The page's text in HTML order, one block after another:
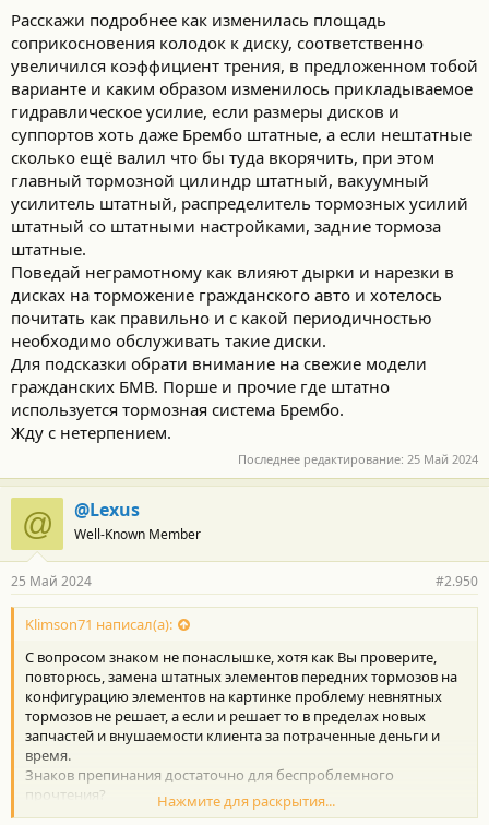
Ух ты , а мужики то не знают. Особенно те кто ставит тюн
комплекты и тормозят эффективнее стока, и не имеют проблем
с биением от и до.
Да и причем тут собственно коэф трения? Эффективность
достигается за счет увеличенной площади соприкосновения и
бОльшего плеча приложения силы. Хотя кому я это обьясняю.
Большинство ораторов, кроме замены стока на сток и
пробования разных колодок, больше ничего и не видели, но
зато с пеной у рта будут доказывать, что суппорта с большей
площадью колодок, и увеличенные диски, а так же
перфорация и насечки на дисках - ничего не дают.
Что я могу тут сказать. Только банальные - учите матчасть.
И да перфорация и насечки не для баловства придумали =)
советую почитать на эту тему.
Какая то странная агрессия у людей =) Зависть чтоли?
Расскажи подробнее как изменилась площадь
соприкосновения колодок к диску, соответственно
увеличился коэффициент трения, в предложенном тобой
варианте и каким образом изменилось прикладываемое
гидравлическое усилие, если размеры дисков и
суппортов хоть даже Брембо штатные, а если нештатные
сколько ещё валил что бы туда вкорячить, при этом
главный тормозной цилиндр штатный, вакуумный
усилитель штатный, распределитель тормозных усилий
штатный со штатными настройками, задние тормоза
штатные.
Поведай неграмотному как влияют дырки и нарезки в
дисках на торможение гражданского авто и хотелось
почитать как правильно и с какой периодичностью
необходимо обслуживать такие диски.
Для подсказки обрати внимание на свежие модели
гражданских БМВ. Порше и прочие где штатно
используется тормозная система Брембо.
Жду с нетерпением.
Последнее редактирование: 25 Май 2024
@ @Lexus
Well-Known Member
25 Май 2024 #2.950
Klimson71 написал(а):
С вопросом знаком не понаслышке, хотя как Вы проверите,
повторюсь, замена штатных элементов передних тормозов на
конфигурацию элементов на картинке проблему невнятных
тормозов не решает, а если и решает то в пределах новых
запчастей и внушаемости клиента за потраченные деньги и
время.
Знаков препинания достаточно для беспроблемного
прочтения?
Жду ответ на мой вопрос.
Нажмите для раскрытия...